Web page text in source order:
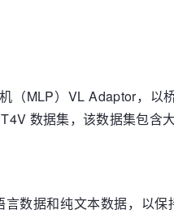
（MLP）VL Adaptor，以
数据集，该数据集包含
数据和纯文本数据，以